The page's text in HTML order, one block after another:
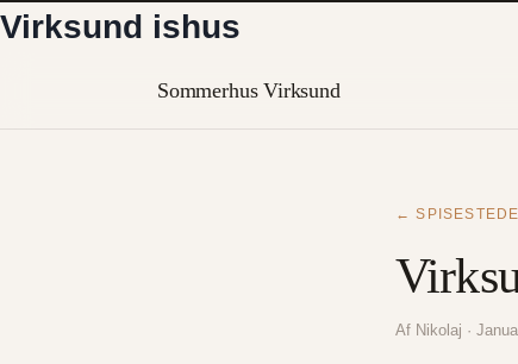
Spring
Virksund ishus
Sommerhus Virksund
←
Af Nikolaj ·